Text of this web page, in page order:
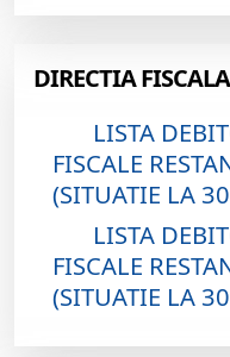
DIRECTIA FISCALA
LISTA
FISCALE
(SITUATIE LA
LISTA
FISCALE
(SITUATIE LA